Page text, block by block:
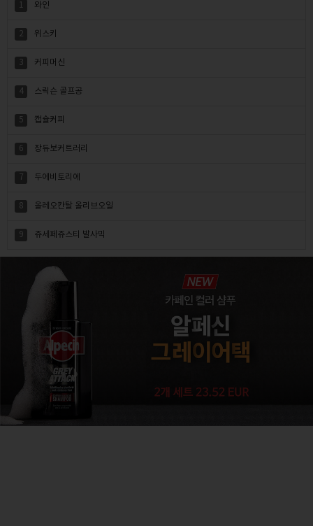
1 와인
2 위스키
3 커피머신
4 스릭슨 골프공
5 캡슐커피
6 장듀보커트러리
7 두에비토리에
8 올레오칸탈 올리브오일
9 쥬세페쥬스티 발사믹